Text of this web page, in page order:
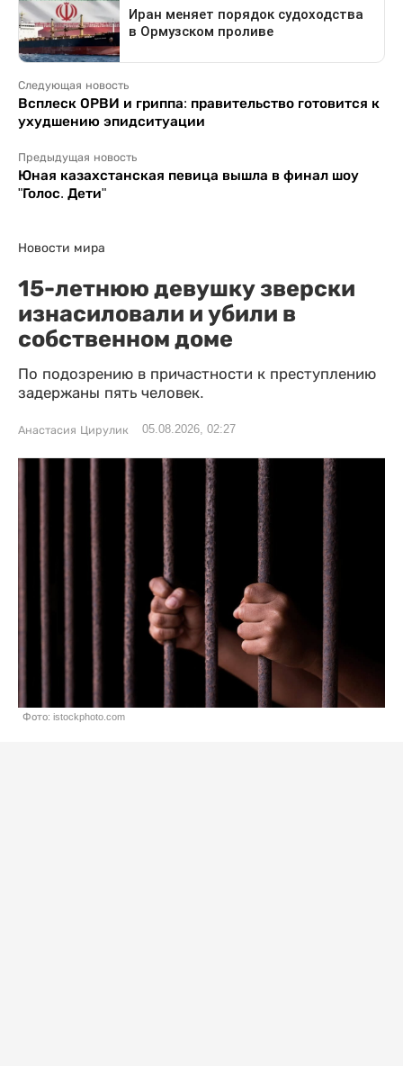
Следующая новость
Всплеск ОРВИ и гриппа: правительство готовится к
ухудшению эпидситуации
Предыдущая новость
Юная казахстанская певица вышла в финал шоу
"Голос. Дети"
Новости мира
15-летнюю девушку зверски
изнасиловали и убили в
собственном доме
По подозрению в причастности к преступлению
задержаны пять человек.
Анастасия Цирулик 05.08.2026, 02:27
Фото: istockphoto.com